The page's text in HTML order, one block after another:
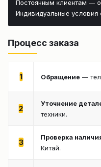
Постоянным клиентам —
Индивидуальные
Процесс заказа
1 Обращение —
2
Уточнение
техники.
3
Проверка
Китай.